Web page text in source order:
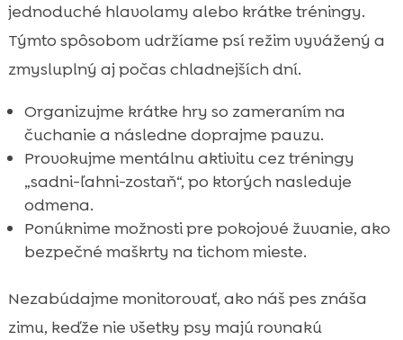
jednoduché hlavolamy alebo krátke tréningy.
Týmto spôsobom udržíame psí režim vyvážený a
zmysluplný aj počas chladnejších dní.
Organizujme krátke hry so zameraním na
čuchanie a následne doprajme pauzu.
Provokujme mentálnu aktivitu cez tréningy
„sadni-ľahni-zostaň“, po ktorých nasleduje
odmena.
Ponúknime možnosti pre pokojové žuvanie, ako
bezpečné maškrty na tichom mieste.
Nezabúdajme monitorovať, ako náš pes znáša
zimu, keďže nie všetky psy majú rovnakú